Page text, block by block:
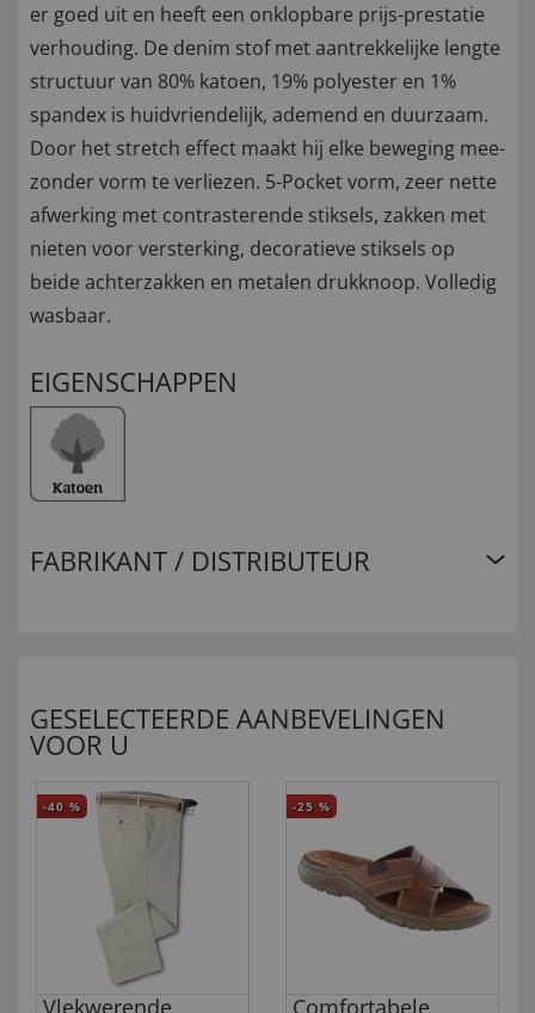
er goed uit en heeft een onklopbare prijs-prestatie
verhouding. De denim stof met aantrekkelijke lengte
structuur van 80% katoen, 19% polyester en 1%
spandex is huidvriendelijk, ademend en duurzaam.
Door het stretch effect maakt hij elke beweging mee-
zonder vorm te verliezen. 5-Pocket vorm, zeer nette
afwerking met contrasterende stiksels, zakken met
nieten voor versterking, decoratieve stiksels op
beide achterzakken en metalen drukknoop. Volledig
wasbaar.
EIGENSCHAPPEN
FABRIKANT / DISTRIBUTEUR
GESELECTEERDE AANBEVELINGEN
VOOR U
-40 % -25 %